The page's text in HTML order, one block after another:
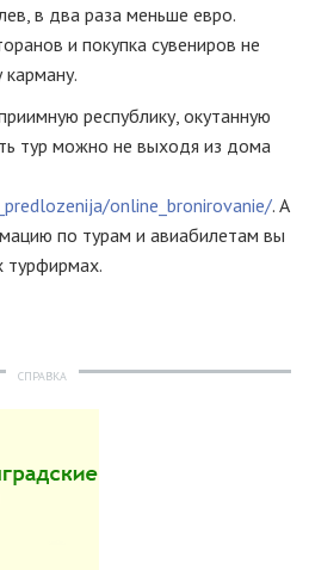
в два раза меньше евро.
и покупка сувениров не
республику, окутанную
тур можно не выходя из дома
online_bronirovanie/. А
по турам и авиабилетам вы
турфирмах.
СПРАВКА